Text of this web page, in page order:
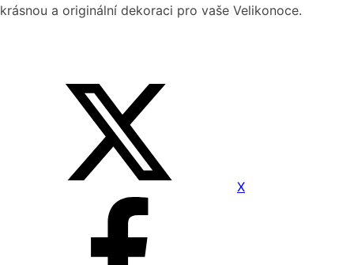
krásnou a originální dekoraci pro vaše Velikonoce.
X